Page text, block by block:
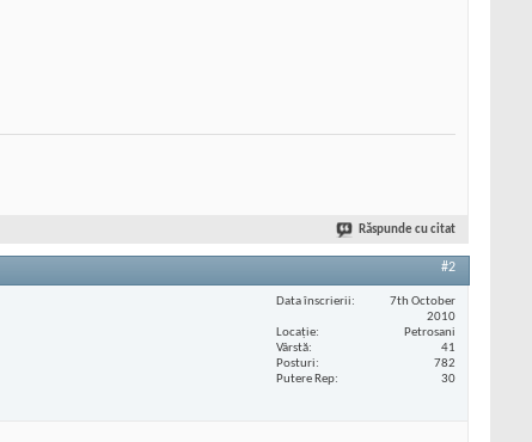
Răspunde cu citat
#2
Data înscrierii
7th October
2010
Locaţie
Petrosani
Vârstă
41
Posturi
782
Putere Rep
30